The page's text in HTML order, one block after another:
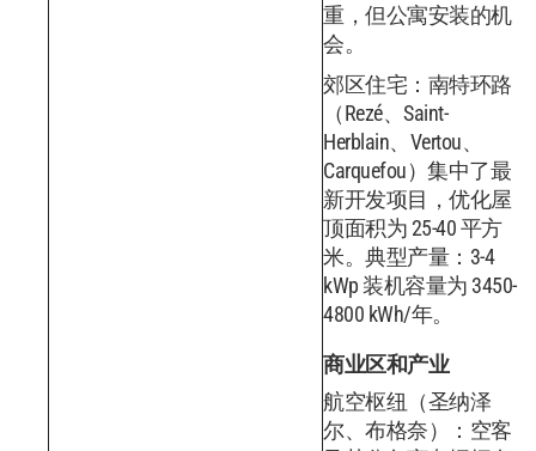
重，但公寓安装的机
会。
郊区住宅：南特环路
（Rezé、Saint-
Herblain、Vertou、
Carquefou）集中了最
新开发项目，优化屋
顶面积为 25-40 平方
米。典型产量：3-4
kWp 装机容量为 3450-
4800 kWh/年。
商业区和产业
航空枢纽（圣纳泽
尔、布格奈）：空客